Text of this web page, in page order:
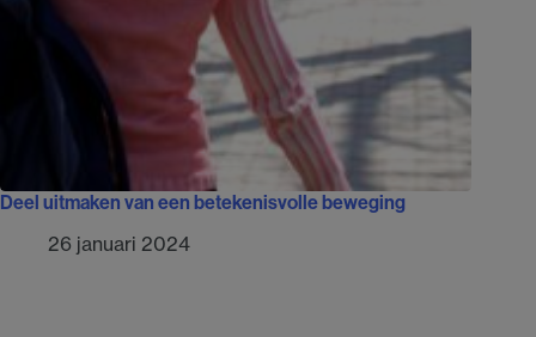
Deel uitmaken van een betekenisvolle beweging
26 januari 2024